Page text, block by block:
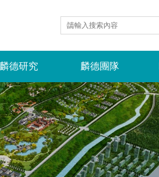
麟德研究 麟德團隊